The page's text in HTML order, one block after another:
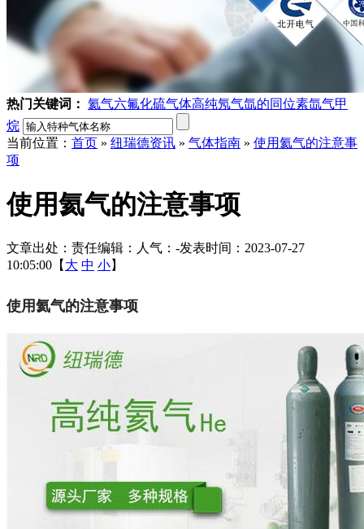
热门关键词： 氦气六氟化硫气体高纯氖气氙的同位素氙气甲
烷
当前位置： 首页 » 纽瑞德资讯 » 气体指南 » 使用氦气的注意事
项
使用氦气的注意事项
文章出处： 责任编辑： 人气： -发表时间：2023-07-27
10:05:00【 大 中 小】
使用氦气的注意事项